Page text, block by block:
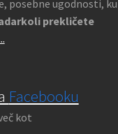
posebne ugodnosti,
prekličete
Facebooku
kot